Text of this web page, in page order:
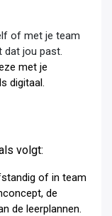
of met je team
dat jou past.
met je
digitaal.
volgt:
of in team
de
de leerplannen.